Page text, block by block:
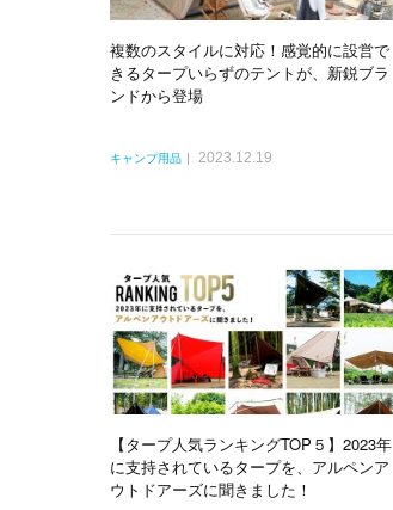
複数のスタイルに対応！感覚的に設営で
きるタープいらずのテントが、新鋭ブラ
ンドから登場
キャンプ用品 2023.12.19
【タープ人気ランキングTOP５】2023年
に支持されているタープを、アルペンア
ウトドアーズに聞きました！